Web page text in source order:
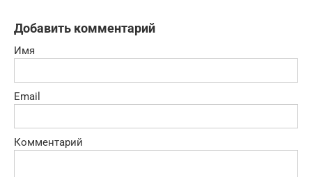
Добавить комментарий
Имя
Email
Комментарий